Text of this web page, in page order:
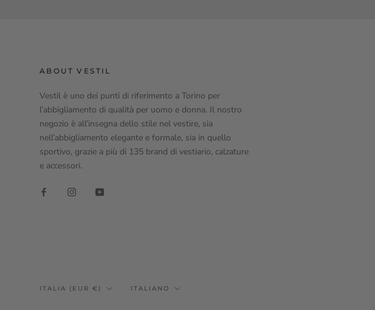
ABOUT VESTIL
Vestil è uno dei punti di riferimento a Torino per
l’abbigliamento di qualità per uomo e donna. Il nostro
negozio è all’insegna dello stile nel vestire, sia
nell’abbigliamento elegante e formale, sia in quello
sportivo, grazie a più di 135 brand di vestiario, calzature
e accessori.
Paese/Area
ITALIA (EUR €) Lingua
ITALIANO